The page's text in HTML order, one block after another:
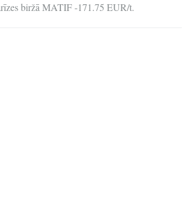
biržā MATIF -171.75 EUR/t.